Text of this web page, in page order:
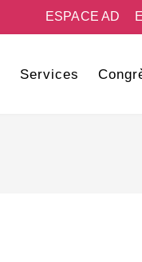
ESPACE AD
Services